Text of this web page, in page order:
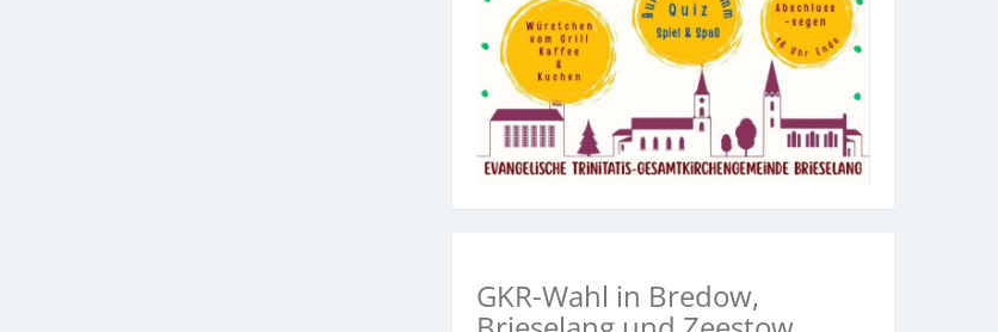
GKR-Wahl in Bredow,